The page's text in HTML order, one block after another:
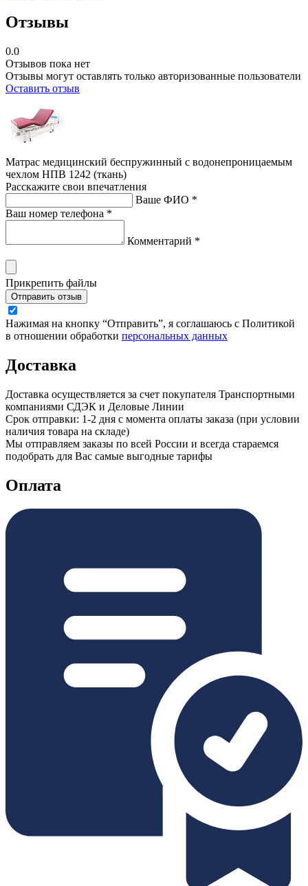
Отзывы
0.0
Отзывов пока нет
Отзывы могут оставлять только авторизованные пользователи
Оставить отзыв
Матрас медицинский беспружинный с водонепроницаемым
чехлом НПВ 1242 (ткань)
Расскажите свои впечатления
Ваше ФИО *
Ваш номер телефона *
Комментарий *
Прикрепить файлы
Отправить отзыв
Нажимая на кнопку “Отправить”, я соглашаюсь с Политикой
в отношении обработки персональных данных
Доставка
Доставка осуществляется за счет покупателя Транспортными
компаниями СДЭК и Деловые Линии
Срок отправки: 1-2 дня с момента оплаты заказа (при условии
наличия товара на складе)
Мы отправляем заказы по всей России и всегда стараемся
подобрать для Вас самые выгодные тарифы
Оплата